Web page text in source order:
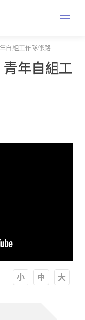
自組工作隊修路
年自組工